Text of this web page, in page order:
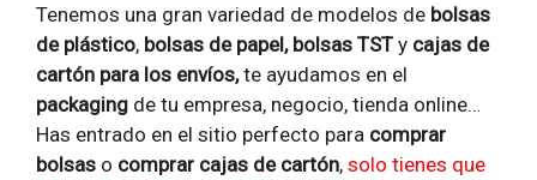
Tenemos una gran variedad de modelos de bolsas
de plástico, bolsas de papel, bolsas TST y cajas de
cartón para los envíos,te ayudamos en el
packaging de tu empresa, negocio, tienda online…
Has entrado en el sitio perfecto para comprar
bolsas o comprar cajas de cartón, solo tienes que